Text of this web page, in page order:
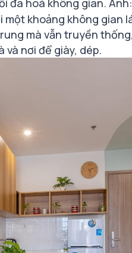
một khoảng không gian
mà vẫn truyền
nơi để giày, dép.